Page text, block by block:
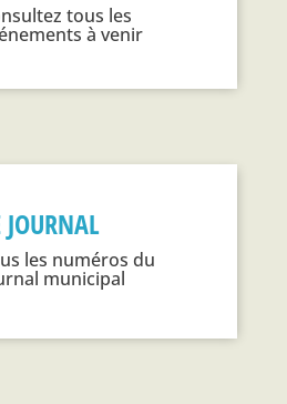
tous les
à venir
JOURNAL
les numéros du
municipal